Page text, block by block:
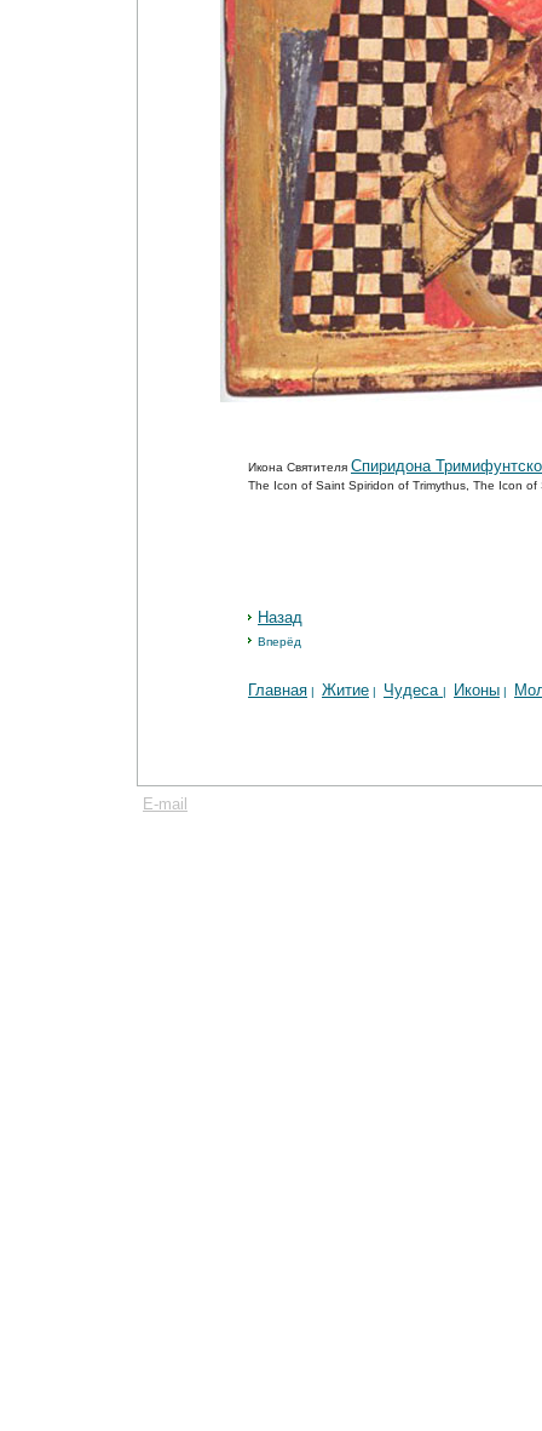
Икона Святителя Спиридона
The Icon of Saint Spiridon of Trimythus, The Icon
Назад
Вперёд
Главная | Житие | Чудеса | Иконы |
E-mail